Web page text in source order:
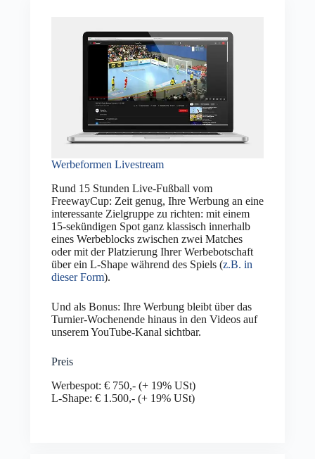
Werbeformen Livestream
Rund 15 Stunden Live-Fußball vom
FreewayCup: Zeit genug, Ihre Werbung an eine
interessante Zielgruppe zu richten: mit einem
15-sekündigen Spot ganz klassisch innerhalb
eines Werbeblocks zwischen zwei Matches
oder mit der Platzierung Ihrer Werbebotschaft
über ein L-Shape während des Spiels (z.B. in
dieser Form).
Und als Bonus: Ihre Werbung bleibt über das
Turnier-Wochenende hinaus in den Videos auf
unserem YouTube-Kanal sichtbar.
Preis
Werbespot: € 750,- (+ 19% USt)
L-Shape: € 1.500,- (+ 19% USt)